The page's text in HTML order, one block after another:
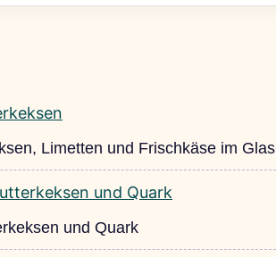
Limetten und Frischkäse im Glas
und Quark